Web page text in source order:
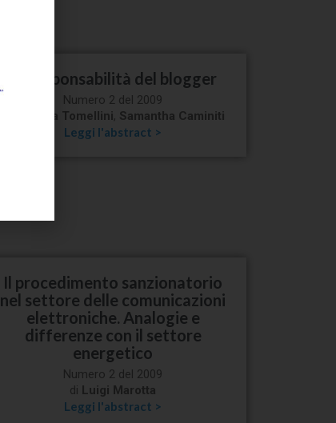
La responsabilità del blogger
Numero 2 del 2009
Eugenia Tomellini, Samantha Caminiti
Leggi l'abstract >
Il procedimento sanzionatorio
nel settore delle comunicazioni
elettroniche. Analogie e
differenze con il settore
energetico
Numero 2 del 2009
di Luigi Marotta
Leggi l'abstract >